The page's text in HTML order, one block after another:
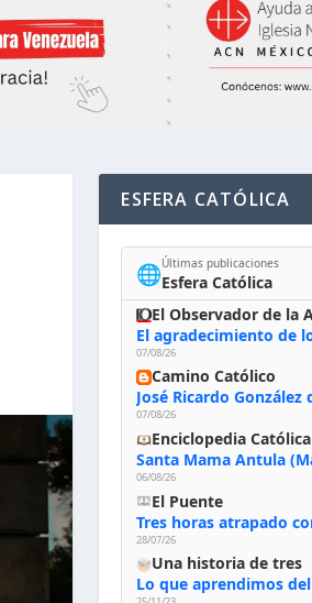
ESFERA CATÓLICA
🌐Últimas publicaciones
Esfera Católica
07/08/26
Camino Católico
07/08/26
Enciclopedia Católica
06/08/26
El Puente
28/07/26
Una historia de tres